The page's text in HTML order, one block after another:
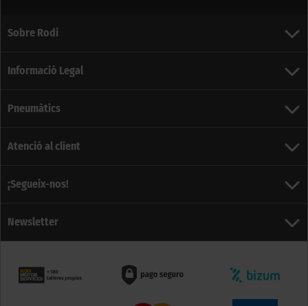
Sobre Rodi
Informació Legal
Pneumàtics
Atenció al client
¡Segueix-nos!
Newsletter